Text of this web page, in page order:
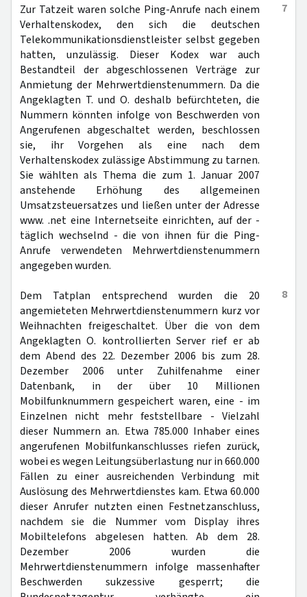
7
Zur Tatzeit waren solche Ping-Anrufe nach einem
Verhaltenskodex, den sich die deutschen
Telekommunikationsdienstleister selbst gegeben
hatten, unzulässig. Dieser Kodex war auch
Bestandteil der abgeschlossenen Verträge zur
Anmietung der Mehrwertdienstenummern. Da die
Angeklagten T. und O. deshalb befürchteten, die
Nummern könnten infolge von Beschwerden von
Angerufenen abgeschaltet werden, beschlossen
sie, ihr Vorgehen als eine nach dem
Verhaltenskodex zulässige Abstimmung zu tarnen.
Sie wählten als Thema die zum 1. Januar 2007
anstehende Erhöhung des allgemeinen
Umsatzsteuersatzes und ließen unter der Adresse
www. .net eine Internetseite einrichten, auf der -
täglich wechselnd - die von ihnen für die Ping-
Anrufe verwendeten Mehrwertdienstenummern
angegeben wurden.
8
Dem Tatplan entsprechend wurden die 20
angemieteten Mehrwertdienstenummern kurz vor
Weihnachten freigeschaltet. Über die von dem
Angeklagten O. kontrollierten Server rief er ab
dem Abend des 22. Dezember 2006 bis zum 28.
Dezember 2006 unter Zuhilfenahme einer
Datenbank, in der über 10 Millionen
Mobilfunknummern gespeichert waren, eine - im
Einzelnen nicht mehr feststellbare - Vielzahl
dieser Nummern an. Etwa 785.000 Inhaber eines
angerufenen Mobilfunkanschlusses riefen zurück,
wobei es wegen Leitungsüberlastung nur in 660.000
Fällen zu einer ausreichenden Verbindung mit
Auslösung des Mehrwertdienstes kam. Etwa 60.000
dieser Anrufer nutzten einen Festnetzanschluss,
nachdem sie die Nummer vom Display ihres
Mobiltelefons abgelesen hatten. Ab dem 28.
Dezember 2006 wurden die
Mehrwertdienstenummern infolge massenhafter
Beschwerden sukzessive gesperrt; die